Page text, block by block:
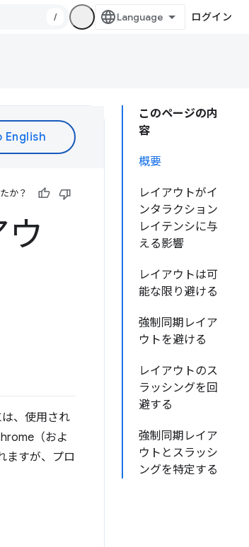
/ ログイン
このページの内
容
概要
レイアウトがイ
ンタラクション
レイテンシに与
える影響
レイアウトは可
能な限り避ける
強制同期レイア
ウトを避ける
レイアウトのス
ラッシングを回
避する
強制同期レイア
ウトとスラッシ
ングを特定する
か？
、使用され
（およ
ますが、プロ